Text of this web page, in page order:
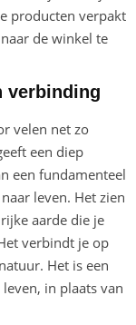
producten verpakt
de winkel te
verbinding
velen net zo
een diep
een fundamenteel
leven. Het zien
aarde die je
verbindt je op
Het is een
in plaats van